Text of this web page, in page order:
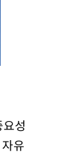
성
유